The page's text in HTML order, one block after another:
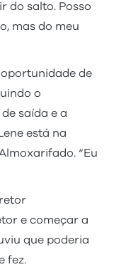
do salto. Posso
mas do meu
oportunidade de
o
saída e a
está na
“Eu
e começar a
que poderia
fez.